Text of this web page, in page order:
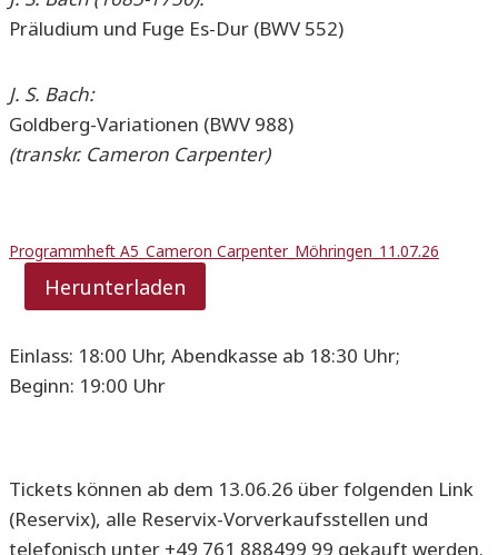
Präludium und Fuge Es-Dur (BWV 552)
J. S. Bach:
Goldberg-Variationen (BWV 988)
(transkr. Cameron Carpenter)
Programmheft A5_Cameron Carpenter_Möhringen_11.07.26
Herunterladen
Einlass: 18:00 Uhr, Abendkasse ab 18:30 Uhr;
Beginn: 19:00 Uhr
Tickets können ab dem 13.06.26 über folgenden Link
(Reservix), alle Reservix-Vorverkaufsstellen und
telefonisch unter +49 761 888499 99 gekauft werden.